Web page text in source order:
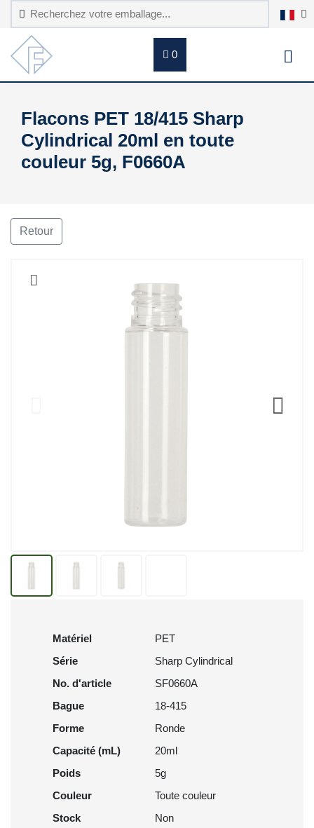
0
Flacons PET 18/415 Sharp
Cylindrical 20ml en toute
couleur 5g, F0660A
Retour
Matériel
PET
Série
Sharp Cylindrical
No. d'article
SF0660A
Bague
18-415
Forme
Ronde
Capacité (mL)
20ml
Poids
5g
Couleur
Toute couleur
Stock
Non